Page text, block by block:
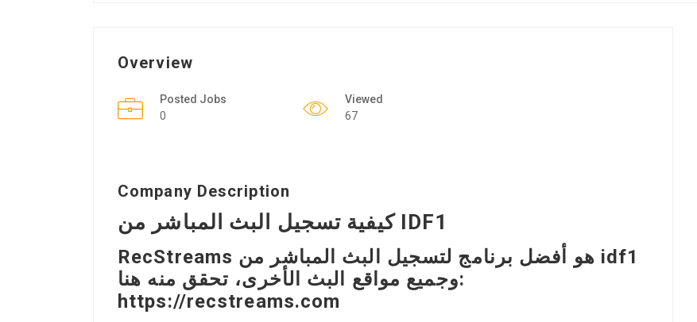
Overview
Posted Jobs
0
Viewed
67
Company Description
كيفية تسجيل البث المباشر من IDF1
RecStreams هو أفضل برنامج لتسجيل البث المباشر من idf1
وجميع مواقع البث الأخرى، تحقق منه هنا:
https://recstreams.com